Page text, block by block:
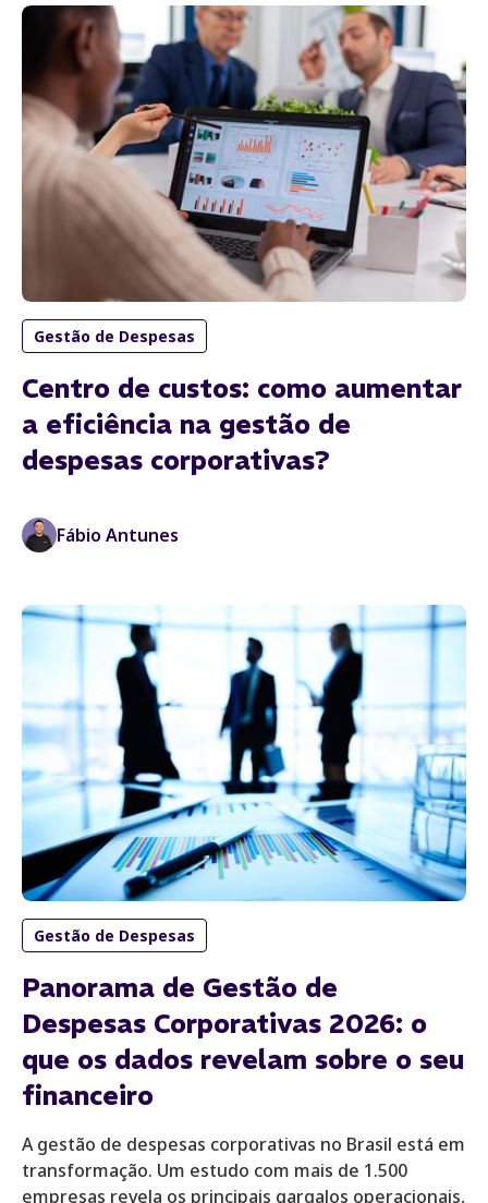
Gestão de Despesas
Centro de custos: como aumentar
a eficiência na gestão de
despesas corporativas?
Fábio Antunes
Gestão de Despesas
Panorama de Gestão de
Despesas Corporativas 2026: o
que os dados revelam sobre o seu
financeiro
A gestão de despesas corporativas no Brasil está em
transformação. Um estudo com mais de 1.500
empresas revela os principais gargalos operacionais,